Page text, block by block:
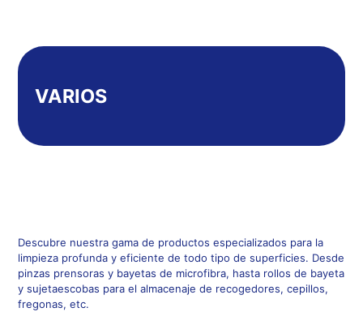
VARIOS
Descubre nuestra gama de productos especializados para la
limpieza profunda y eficiente de todo tipo de superficies. Desde
pinzas prensoras y bayetas de microfibra, hasta rollos de bayeta
y sujetaescobas para el almacenaje de recogedores, cepillos,
fregonas, etc.